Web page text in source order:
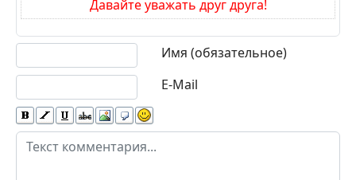
Обновить список комментариев
Добавить комментарий
При применении ругательных и
оскорбительных выражений, а также при
выражении неуважения к посетителям сайта,
ваш IP блокируется, сообщение удаляется.